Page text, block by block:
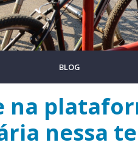
BLOG
na
nessa